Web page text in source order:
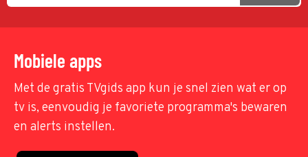
Mobiele apps
Met de gratis TVgids app kun je snel zien wat er op
tv is, eenvoudig je favoriete programma's bewaren
en alerts instellen.